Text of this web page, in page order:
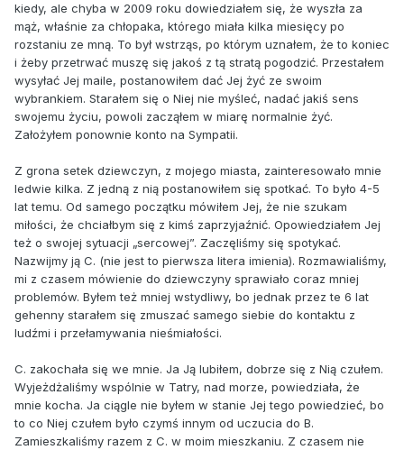
kiedy, ale chyba w 2009 roku dowiedziałem się, że wyszła za
mąż, właśnie za chłopaka, którego miała kilka miesięcy po
rozstaniu ze mną. To był wstrząs, po którym uznałem, że to koniec
i żeby przetrwać muszę się jakoś z tą stratą pogodzić. Przestałem
wysyłać Jej maile, postanowiłem dać Jej żyć ze swoim
wybrankiem. Starałem się o Niej nie myśleć, nadać jakiś sens
swojemu życiu, powoli zacząłem w miarę normalnie żyć.
Założyłem ponownie konto na Sympatii.
Z grona setek dziewczyn, z mojego miasta, zainteresowało mnie
ledwie kilka. Z jedną z nią postanowiłem się spotkać. To było 4-5
lat temu. Od samego początku mówiłem Jej, że nie szukam
miłości, że chciałbym się z kimś zaprzyjaźnić. Opowiedziałem Jej
też o swojej sytuacji „sercowej”. Zaczęliśmy się spotykać.
Nazwijmy ją C. (nie jest to pierwsza litera imienia). Rozmawialiśmy,
mi z czasem mówienie do dziewczyny sprawiało coraz mniej
problemów. Byłem też mniej wstydliwy, bo jednak przez te 6 lat
gehenny starałem się zmuszać samego siebie do kontaktu z
ludźmi i przełamywania nieśmiałości.
C. zakochała się we mnie. Ja Ją lubiłem, dobrze się z Nią czułem.
Wyjeżdżaliśmy wspólnie w Tatry, nad morze, powiedziała, że
mnie kocha. Ja ciągle nie byłem w stanie Jej tego powiedzieć, bo
to co Niej czułem było czymś innym od uczucia do B.
Zamieszkaliśmy razem z C. w moim mieszkaniu. Z czasem nie